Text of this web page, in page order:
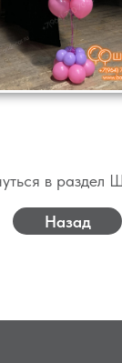
Назад
в